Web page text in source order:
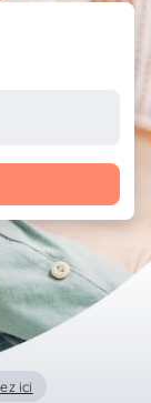
ici